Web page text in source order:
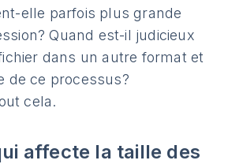
elle parfois plus grande
Quand est-il judicieux
dans un autre format et
de ce processus?
cela.
affecte la taille des